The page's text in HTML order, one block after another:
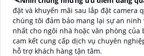
đặt và khuyến mãi sau lắp đặt camera
chúng tôi đảm bảo mang lại sự an ninh
nhất cho ngôi nhà hoặc văn phòng của
cam kết cung cấp dịch vụ chuyên
hỗ trợ khách hàng tận tâm.